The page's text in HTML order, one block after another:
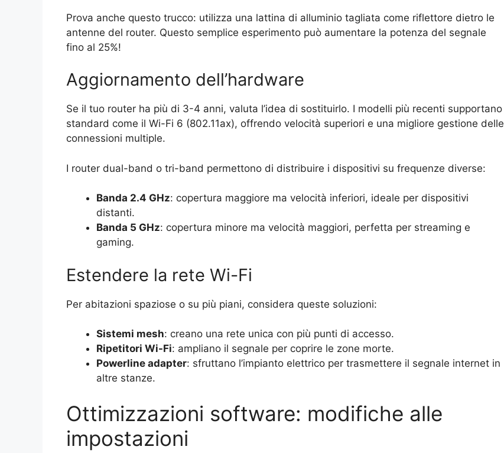
Prova anche questo trucco: utilizza una lattina di alluminio tagliata come riflettore dietro le
antenne del router. Questo semplice esperimento può aumentare la potenza del segnale
fino al 25%!
Aggiornamento dell’hardware
Se il tuo router ha più di 3-4 anni, valuta l’idea di sostituirlo. I modelli più recenti supportano
standard come il Wi-Fi 6 (802.11ax), offrendo velocità superiori e una migliore gestione delle
connessioni multiple.
I router dual-band o tri-band permettono di distribuire i dispositivi su frequenze diverse:
Banda 2.4 GHz: copertura maggiore ma velocità inferiori, ideale per dispositivi
distanti.
Banda 5 GHz: copertura minore ma velocità maggiori, perfetta per streaming e
gaming.
Estendere la rete Wi-Fi
Per abitazioni spaziose o su più piani, considera queste soluzioni:
Sistemi mesh: creano una rete unica con più punti di accesso.
Ripetitori Wi-Fi: ampliano il segnale per coprire le zone morte.
Powerline adapter: sfruttano l’impianto elettrico per trasmettere il segnale internet in
altre stanze.
Ottimizzazioni software: modifiche alle
impostazioni